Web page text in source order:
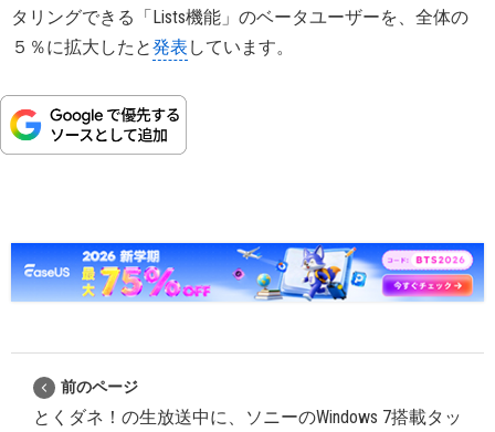
タリングできる「Lists機能」のベータユーザーを、全体の
５％に拡大したと発表 しています。
前のページ
とくダネ！の生放送中に、ソニーのWindows 7搭載タッ